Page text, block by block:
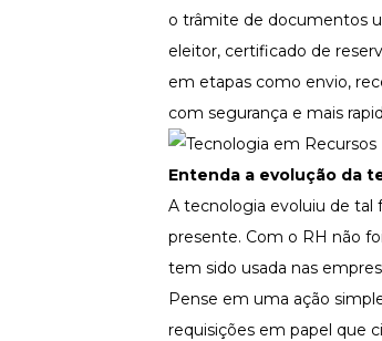
o trâmite de documentos
eleitor, certificado de
em etapas como envio,
com segurança e mais
Entenda a evolução da
A tecnologia evoluiu de tal
presente. Com o RH não
tem sido usada nas
Pense em uma ação
requisições em papel que